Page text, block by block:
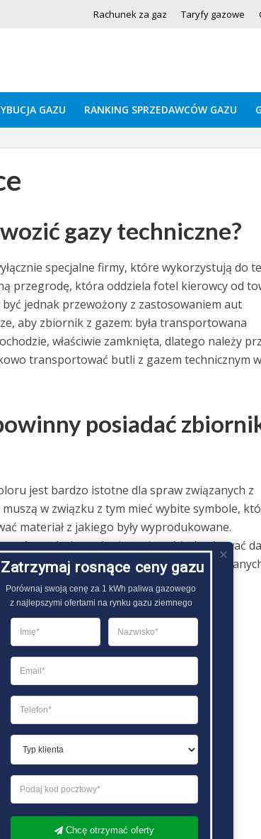
Rachunek za gaz Taryfy gazowe
GAZU RANKING SPRZEDAWCÓW GAZU
gazy techniczne?
specjalne firmy, które wykorzystują do
przegrodę, która oddziela fotel kierowcy od
jednak przewożony z zastosowaniem aut
aby zbiornik z gazem: była transportowana
właściwie zamknięta, dlatego należy
transportować butli z gazem technicznym w
posiadać
jest bardzo istotne dla spraw związanych z
w związku z tym mieć wybite symbole,
materiał z jakiego były wyprodukowane.
technicznych nie może także brakować
ciśnieniu roboczym, normach
Zatrzymaj rosnące ceny gazu
Porównaj swoją cenę za 1 kWh paliwa gazowego
z najlepszymi ofertami na rynku gazu ziemnego
Chcę otrzymać oferty